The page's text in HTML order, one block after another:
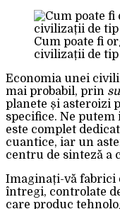
Cum poate fi
civilizații de tip
Economia unei
mai probabil, prin
planete și asteroizi
specifice. Ne
este complet
cuantice, iar un
centru de sinteză a
Imaginați-vă fabrici
întregi, controlate
care produc